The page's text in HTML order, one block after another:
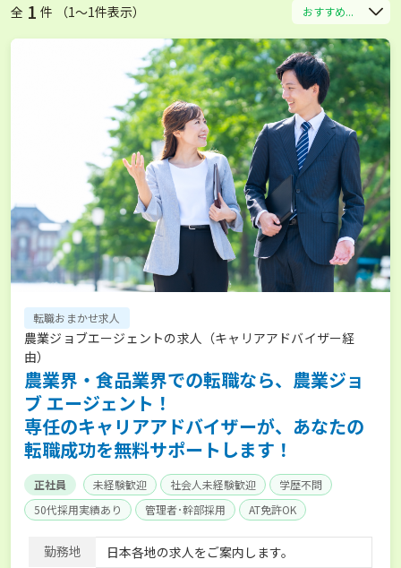
全 1 件 （1〜1件表示） おすすめ...
転職おまかせ求人
農業ジョブエージェントの求人（キャリアアドバイザー経
由）
農業界・食品業界での転職なら、農業ジョ
ブ エージェント！
専任のキャリアアドバイザーが、あなたの
転職成功を無料サポートします！
正社員 未経験歓迎 社会人未経験歓迎
学歴不問
50代採用実績あり
管理者･幹部採用
AT免許OK
家賃補助制度あり
食事補助あり
残業月20時間以内
賞与実績あり
年間休日100日以上
経験者優遇
勤務地 日本各地の求人をご案内します。